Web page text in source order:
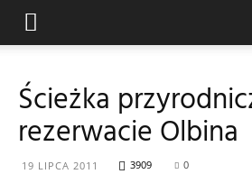
Ścieżka
rezerwacie Olbina
19 LIPCA 2011 3909 0